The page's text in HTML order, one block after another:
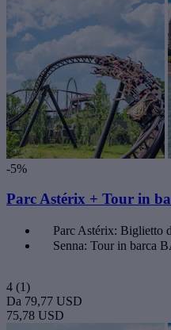
-5%
Parc Astérix + Tour in
Parc Astérix: Biglietto
Senna: Tour in barca
4 (1)
Da 79,77 USD
75,78 USD